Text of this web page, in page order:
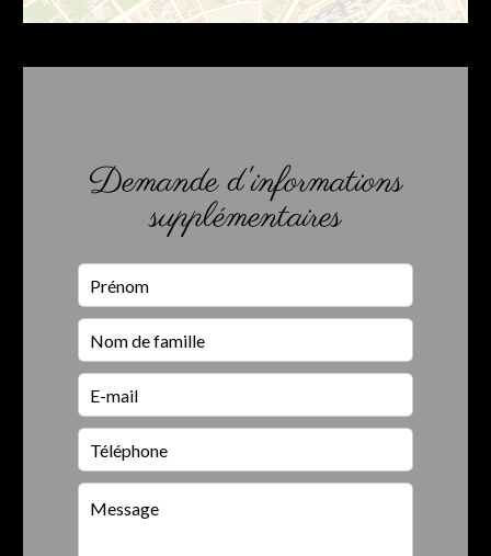
Demande d'informations
supplémentaires